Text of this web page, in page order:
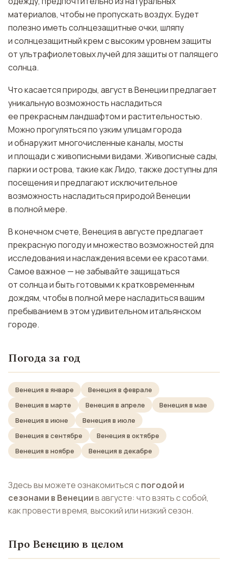
материалов, чтобы не пропускать воздух. Будет
полезно иметь солнцезащитные очки, шляпу
и солнцезащитный крем с высоким уровнем защиты
от ультрафиолетовых лучей для защиты от палящего
солнца.
Что касается природы, август в Венеции предлагает
уникальную возможность насладиться
ее прекрасным ландшафтом и растительностью.
Можно прогуляться по узким улицам города
и обнаружит многочисленные каналы, мосты
и площади с живописными видами. Живописные сады,
парки и острова, такие как Лидо, также доступны для
посещения и предлагают исключительное
возможность насладиться природой Венеции
в полной мере.
В конечном счете, Венеция в августе предлагает
прекрасную погоду и множество возможностей для
исследования и наслаждения всеми ее красотами.
Самое важное — не забывайте защищаться
от солнца и быть готовыми к кратковременным
дождям, чтобы в полной мере насладиться вашим
пребыванием в этом удивительном итальянском
городе.
Погода за год
Венеция в январе
Венеция в феврале
Венеция в марте
Венеция в апреле
Венеция в мае
Венеция в июне
Венеция в июле
Венеция в сентябре
Венеция в октябре
Венеция в ноябре
Венеция в декабре
Здесь вы можете ознакомиться спогодой и
сезонами в Венециив августе: что взять с собой,
как провести время, высокий или низкий сезон.
Про Венецию в целом